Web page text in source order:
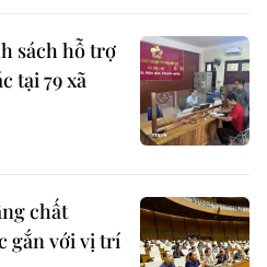
sách hỗ trợ
tại 79 xã
chất
gắn với vị trí